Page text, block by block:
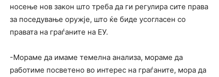
носење нов закон што треба да ги регулира сите права
за поседување оружје, што ќе биде усогласен со
правата на граѓаните на ЕУ.
-Мораме да имаме темелна анализа, мораме да
работиме посветено во интерес на граѓаните, мора да